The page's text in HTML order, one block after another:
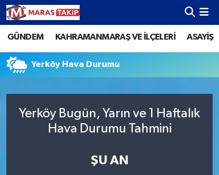
GÜNDEM KAHRAMANMARAŞ VE İLÇELERİ ASAYİŞ
Yerköy Hava Durumu
Yerköy Bugün, Yarın ve 1 Haftalık
Hava Durumu Tahmini
ŞU AN
Kahramanmaraş Nöbetçi Eczaneler
Kahramanmaraş Hava Durumu
Kahramanmaraş Trafik Yoğunluk Haritası